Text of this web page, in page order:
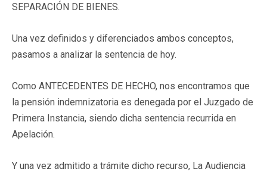
SEPARACIÓN DE BIENES.
Una vez definidos y diferenciados ambos conceptos,
pasamos a analizar la sentencia de hoy.
Como ANTECEDENTES DE HECHO, nos encontramos que
la pensión indemnizatoria es denegada por el Juzgado de
Primera Instancia, siendo dicha sentencia recurrida en
Apelación.
Y una vez admitido a trámite dicho recurso, La Audiencia